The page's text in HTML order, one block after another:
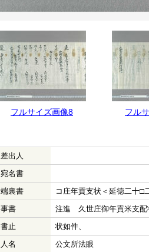
フルサイズ画像8 フル
差出人
宛名書
端裏書
コ庄年貢支状＜延徳二十□
事書
注進 久世庄御年貢米支配
書止
状如件、
人名
公文所法眼